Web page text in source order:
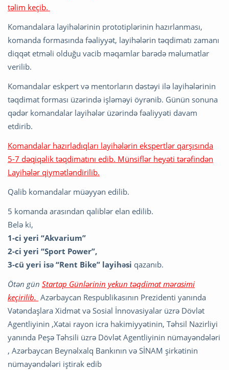
təlim keçib.
Komandalara layihələrinin prototiplərinin hazırlanması,
komanda formasında fəaliyyət, layihələrin təqdimatı zamanı
diqqət etməli olduğu vacib məqamlar barədə məlumatlar
verilib.
Komandalar eskpert və mentorların dəstəyi ilə layihələrinin
təqdimat forması üzərində işləməyi öyrənib. Günün sonuna
qədər komandalar layihələr üzərində fəaliyyəti davam
etdirib.
Komandalar hazırladıqları layihələrin ekspertlər qarşısında
5-7 dəqiqəlik təqdimatını edib. Münsiflər heyəti tərəfindən
Layihələr qiymətləndirilib.
Qalib komandalar müəyyən edilib.
5 komanda arasından qaliblər elan edilib.
Belə ki,
1-ci yeri “Akvarium”
2-ci yeri “Sport Power”,
3-cü yeri isə “Rent Bike” layihəsi qazanıb.
Ötən gün Startap Günlərinin yekun təqdimat mərasimi
keçirilib. Azərbaycan Respublikasının Prezidenti yanında
Vətəndaşlara Xidmət və Sosial İnnovasiyalar üzrə Dövlət
Agentliyinin ,Xətai rayon icra hakimiyyətinin, Təhsil Nazirliyi
yanında Peşə Təhsili üzrə Dövlət Agentliyinin nümayəndələri
, Azərbaycan Beynəlxalq Bankının və SİNAM şirkətinin
nümayəndələri iştirak edib